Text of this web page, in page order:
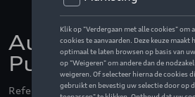
Audi hoodie
Pulse - XL
Referentie: ZZQ3132609705